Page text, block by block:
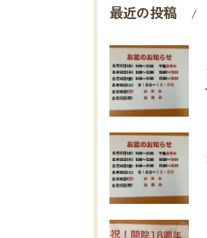
最近の投稿